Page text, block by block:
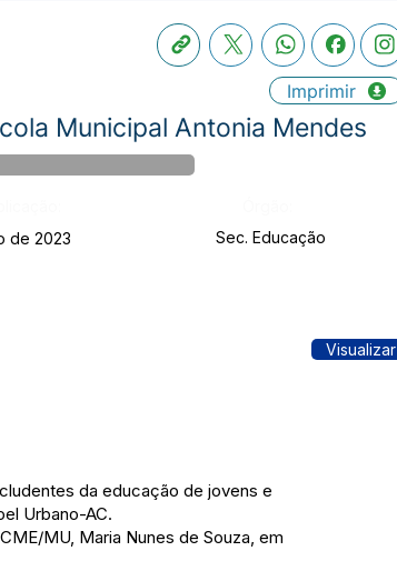
Imprimir
Municipal Antonia Mendes
de 2023 Sec. Educação
da educação de jovens e
Urbano-AC.
MU, Maria Nunes de Souza, em
Visualizar